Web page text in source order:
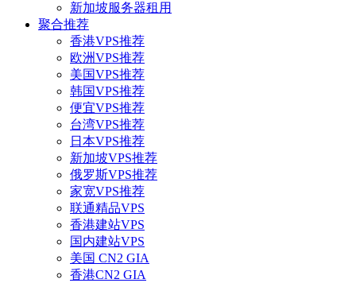
新加坡服务器租用
聚合推荐
香港VPS推荐
欧洲VPS推荐
美国VPS推荐
韩国VPS推荐
便宜VPS推荐
台湾VPS推荐
日本VPS推荐
新加坡VPS推荐
俄罗斯VPS推荐
家宽VPS推荐
联通精品VPS
香港建站VPS
国内建站VPS
美国 CN2 GIA
香港CN2 GIA